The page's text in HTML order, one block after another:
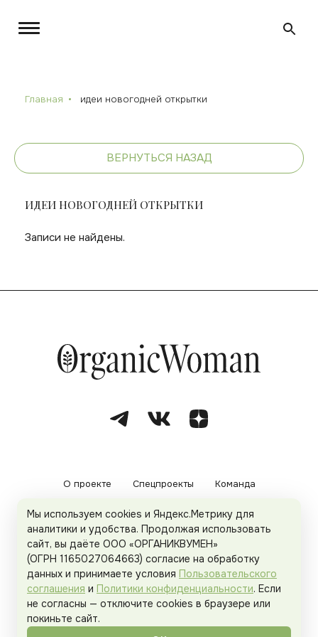
Главная идеи новогодней открытки
ВЕРНУТЬСЯ НАЗАД
ИДЕИ НОВОГОДНЕЙ ОТКРЫТКИ
Записи не найдены.
О проекте Спецпроекты Команда
Рекламодателям Политика конфиденциальности
Пользовательское соглашение
Organicwoman.ru . Все права защищены.
Мы используем cookies и Яндекс.Метрику для
аналитики и удобства. Продолжая использовать
сайт, вы даёте ООО «ОРГАНИКВУМЕН»
(ОГРН 1165027064663) согласие на обработку
данных и принимаете условия Пользовательского
соглашения и Политики конфиденциальности. Если
не согласны — отключите cookies в браузере или
покиньте сайт.